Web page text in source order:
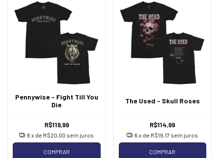
Pennywise - Fight Till You
Die
R$119,99
6 x de R$20,00 sem juros
COMPRAR
The Used - Skull Roses
R$114,99
6 x de R$19,17 sem juros
COMPRAR